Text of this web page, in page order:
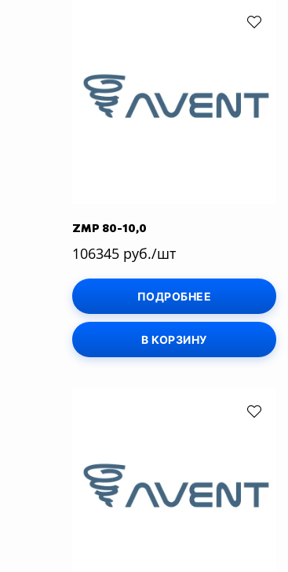
ZMP 80-10,0
106345 руб./шт
ПОДРОБНЕЕ
В КОРЗИНУ